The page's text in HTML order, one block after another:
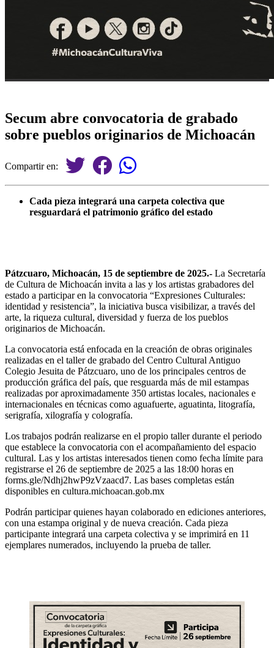
Secum abre convocatoria de grabado
sobre pueblos originarios de Michoacán
Compartir en:
Cada pieza integrará una carpeta colectiva que
resguardará el patrimonio gráfico del estado
Pátzcuaro, Michoacán, 15 de septiembre de 2025.- La Secretaría
de Cultura de Michoacán invita a las y los artistas grabadores del
estado a participar en la convocatoria “Expresiones Culturales:
identidad y resistencia”, la iniciativa busca visibilizar, a través del
arte, la riqueza cultural, diversidad y fuerza de los pueblos
originarios de Michoacán.
La convocatoria está enfocada en la creación de obras originales
realizadas en el taller de grabado del Centro Cultural Antiguo
Colegio Jesuita de Pátzcuaro, uno de los principales centros de
producción gráfica del país, que resguarda más de mil estampas
realizadas por aproximadamente 350 artistas locales, nacionales e
internacionales en técnicas como aguafuerte, aguatinta, litografía,
serigrafía, xilografía y colografía.
Los trabajos podrán realizarse en el propio taller durante el periodo
que establece la convocatoria con el acompañamiento del espacio
cultural. Las y los artistas interesados tienen como fecha límite para
registrarse el 26 de septiembre de 2025 a las 18:00 horas en
forms.gle/Ndhj2hwP9zVzaacd7. Las bases completas están
disponibles en cultura.michoacan.gob.mx
Podrán participar quienes hayan colaborado en ediciones anteriores,
con una estampa original y de nueva creación. Cada pieza
participante integrará una carpeta colectiva y se imprimirá en 11
ejemplares numerados, incluyendo la prueba de taller.